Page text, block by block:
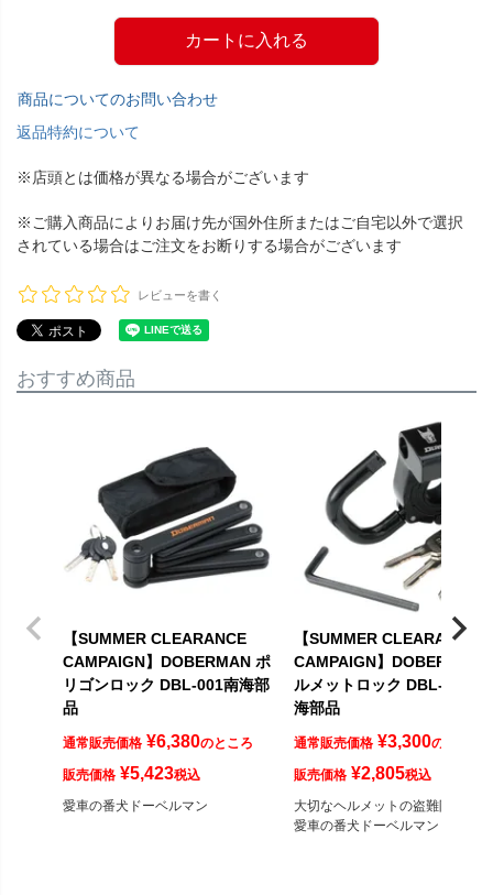
カートに入れる
商品についてのお問い合わせ
返品特約について
※店頭とは価格が異なる場合がございます
※ご購入商品によりお届け先が国外住所またはご自宅以外で選択
されている場合はご注文をお断りする場合がございます
レビューを書く
おすすめ商品
【SUMMER CLEARANCE
CAMPAIGN】DOBERMAN ポ
リゴンロック DBL-001南海部
品
通常販売価格 ¥6,380のところ
販売価格 ¥5,423税込
愛車の番犬ドーベルマン
【SUMMER CLEARANCE
CAMPAIGN】DOBERMAN
ルメットロック DBL-002 南
海部品
通常販売価格 ¥3,300のところ
販売価格 ¥2,805税込
大切なヘルメットの盗難防止に。
愛車の番犬ドーベルマン